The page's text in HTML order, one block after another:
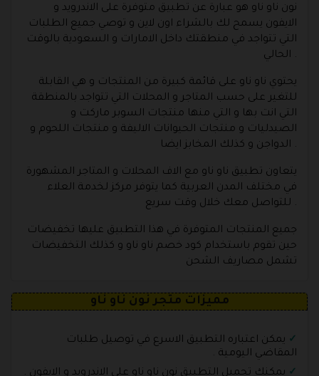
نون ناو ناو هو عبارة عن تطبيق متوفرة على الاندرويد و
الايفون يسمح لك بالشراء اون لاين و توصي جميع الطلبات
التي تتواجد في منطقتك داخل الامارات و السعودية بالوقت
الحالي .
يحتوي ناو ناو على قائمة كبيرة من المنتجات و هي القابلة
للتغير على حسب المتاجر و المحلات التي تتواجد بالمنطقة
التي انت بها و التي منها منتجات السوبر ماركت و
الصيدليات و منتجات الحيوانات الاليفة و منتجات اللحوم و
الدواجن و كذلك المخابز ايضا .
يتعاون تطبيق ناو ناو مع الاف المحلات و المتاجر المشهورة
في مختلف المدن العربية كما يتوفر مركز لخدمة العلاء
للتواصل معك خلال وقت سريع .
جميع المنتجات المتوفرة في هذا التطبيق عليها تخفيضات
حين تقوم باستخدام كود خصم ناو ناو و كذلك التخفيضات
تشمل مصاريف الشحن
مميزات متجر نون ناو ناو
يمكن اعتباره التطبيق الاسرع في توصيل طلبات
المقاضي اليومية .
يمكنك تحميل التطبيق نون ناو ناو على الاندرويد و الايفون .